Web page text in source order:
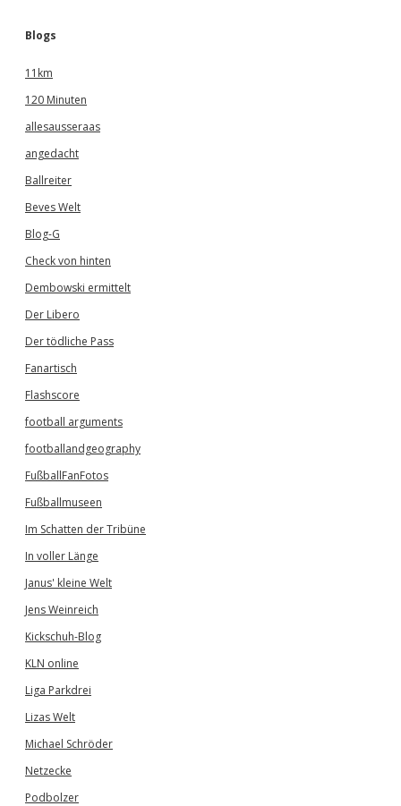
Blogs
11km
120 Minuten
allesausseraas
angedacht
Ballreiter
Beves Welt
Blog-G
Check von hinten
Dembowski ermittelt
Der Libero
Der tödliche Pass
Fanartisch
Flashscore
football arguments
footballandgeography
FußballFanFotos
Fußballmuseen
Im Schatten der Tribüne
In voller Länge
Janus' kleine Welt
Jens Weinreich
Kickschuh-Blog
KLN online
Liga Parkdrei
Lizas Welt
Michael Schröder
Netzecke
Podbolzer